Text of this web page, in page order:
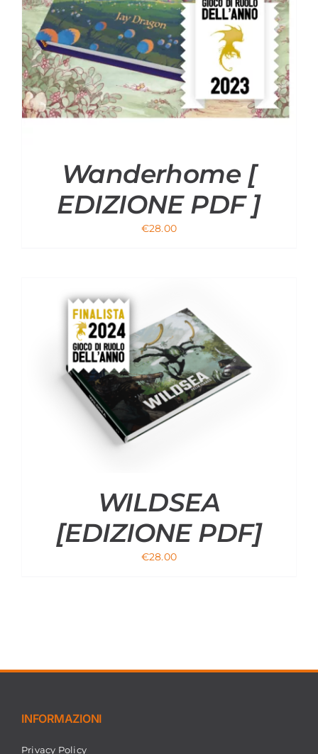
Wanderhome [
EDIZIONE PDF ]
€28.00
WILDSEA
[EDIZIONE PDF]
€28.00
INFORMAZIONI
Privacy Policy